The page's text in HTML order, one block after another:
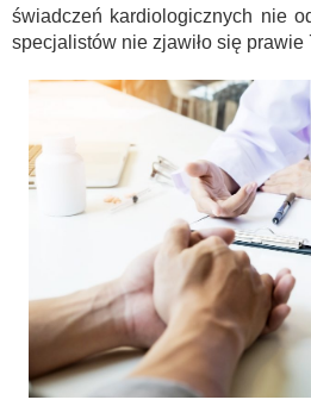
świadczeń kardiologicznych nie
specjalistów nie zjawiło się prawie